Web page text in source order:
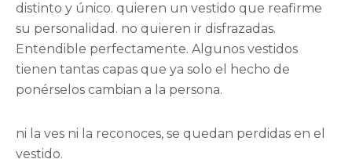
distinto y único. quieren un vestido que reafirme
su personalidad. no quieren ir disfrazadas.
Entendible perfectamente. Algunos vestidos
tienen tantas capas que ya solo el hecho de
ponérselos cambian a la persona.
ni la ves ni la reconoces, se quedan perdidas en el
vestido.